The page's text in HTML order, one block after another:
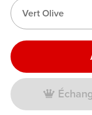
Vert Olive